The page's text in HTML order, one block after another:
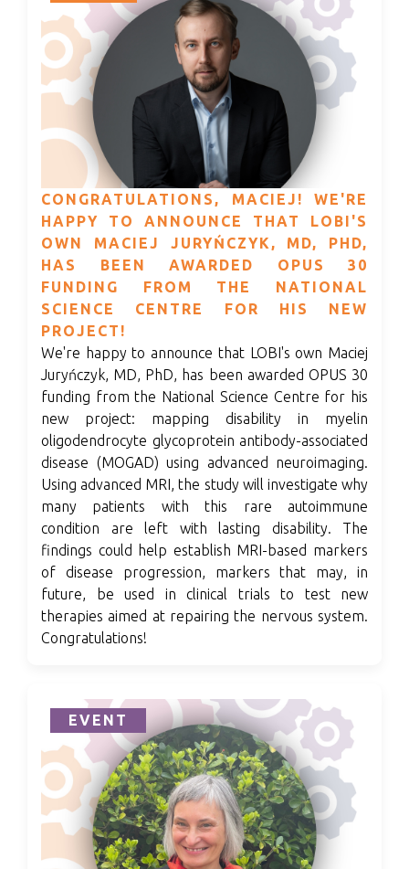
CONGRATULATIONS, MACIEJ! WE'RE
HAPPY TO ANNOUNCE THAT LOBI'S
OWN MACIEJ JURYŃCZYK, MD, PHD,
HAS BEEN AWARDED OPUS 30
FUNDING FROM THE NATIONAL
SCIENCE CENTRE FOR HIS NEW
PROJECT!
We're happy to announce that LOBI's own Maciej
Juryńczyk, MD, PhD, has been awarded OPUS 30
funding from the National Science Centre for his
new project: mapping disability in myelin
oligodendrocyte glycoprotein antibody-associated
disease (MOGAD) using advanced neuroimaging.
Using advanced MRI, the study will investigate why
many patients with this rare autoimmune
condition are left with lasting disability. The
findings could help establish MRI-based markers
of disease progression, markers that may, in
future, be used in clinical trials to test new
therapies aimed at repairing the nervous system.
Congratulations!
EVENT